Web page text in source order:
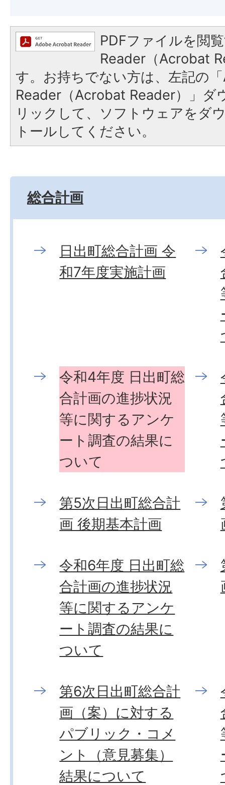
PDFファイルを閲
Reader（Acrobat
す。お持ちでない方は、左記の
Reader（Acrobat Reader）」ダ
リックして、ソフトウェアをダ
トールしてください。
総合計画
日出町総合計画 令
和7年度実施計画
令和4年度 日出町総
合計画の進捗状況
等に関するアンケ
ート調査の結果に
ついて
第5次日出町総合計
画 後期基本計画
令和6年度 日出町総
合計画の進捗状況
等に関するアンケ
ート調査の結果に
ついて
第6次日出町総合計
画（案）に対する
パブリック・コメ
ント（意見募集）
結果について